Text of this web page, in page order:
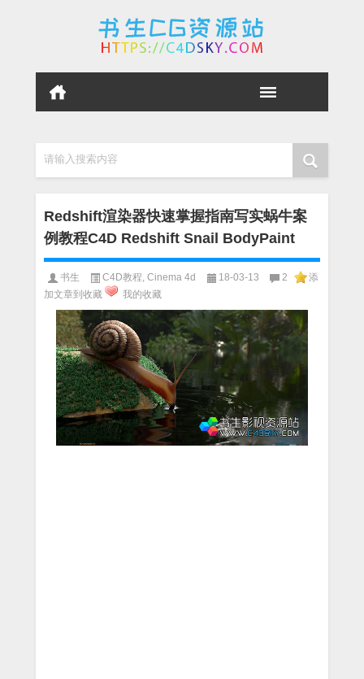
请输入搜索内容
Redshift渲染器快速掌握指南写实蜗牛案
例教程C4D Redshift Snail BodyPaint
书生 C4D教程 Cinema 4d 18-03-13 2
添
加文章到收藏
我的收藏